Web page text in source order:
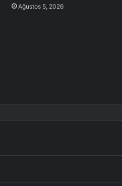
Ağustos 5, 2026